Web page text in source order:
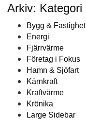
Arkiv: Kategori
Bygg & Fastighet
Energi
Fjärrvärme
Företag i Fokus
Hamn & Sjöfart
Kärnkraft
Kraftvärme
Krönika
Large Sidebar